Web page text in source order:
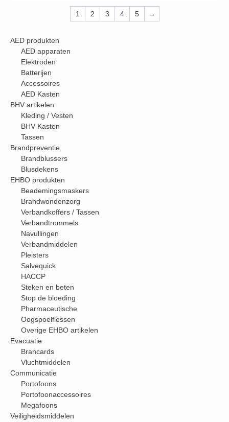
1 2 3 4 5 →
AED produkten
AED apparaten
Elektroden
Batterijen
Accessoires
AED Kasten
BHV artikelen
Kleding / Vesten
BHV Kasten
Tassen
Brandpreventie
Brandblussers
Blusdekens
EHBO produkten
Beademingsmaskers
Brandwondenzorg
Verbandkoffers / Tassen
Verbandtrommels
Navullingen
Verbandmiddelen
Pleisters
Salvequick
HACCP
Steken en beten
Stop de bloeding
Pharmaceutische
Oogspoelflessen
Overige EHBO artikelen
Evacuatie
Brancards
Vluchtmiddelen
Communicatie
Portofoons
Portofoonaccessoires
Megafoons
Veiligheidsmiddelen